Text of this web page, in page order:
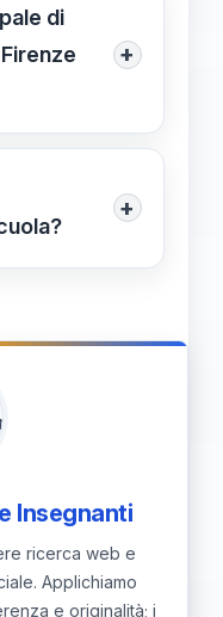
di
+
le
+
ambienti
le
Insegnanti
ricerca web e
Applichiamo
e originalità; i